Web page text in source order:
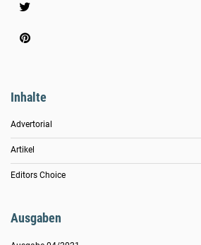
Inhalte
Advertorial
Artikel
Editors Choice
Ausgaben